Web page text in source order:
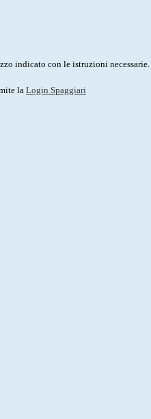
indicato con le istruzioni necessarie.
la Login Spaggiari